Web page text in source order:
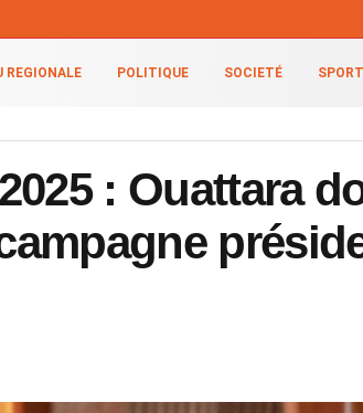
REGIONALE POLITIQUE SOCIETÉ SPORT
: Ouattara